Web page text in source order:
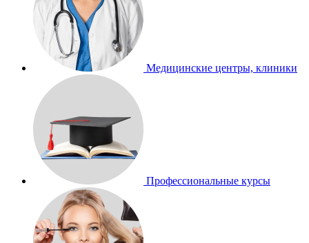
Медицинские центры, клиники
Профессиональные курсы